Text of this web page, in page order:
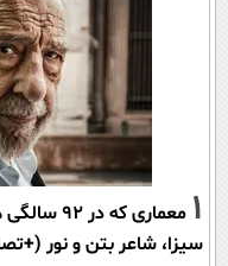
1
معماری
سیزا، شاعر بتن و نور